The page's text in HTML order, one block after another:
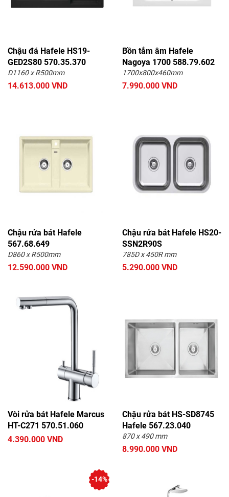
Chậu đá Hafele HS19-
GED2S80 570.35.370
D1160 x R500mm
14.613.000 VND
Bồn tắm âm Hafele
Nagoya 1700 588.79.602
1700x800x460mm
7.990.000 VND
Chậu rửa bát Hafele
567.68.649
D860 x R500mm
12.590.000 VND
Chậu rửa bát Hafele HS20-
SSN2R90S
785D x 450R mm
5.290.000 VND
Vòi rửa bát Hafele Marcus
HT-C271 570.51.060
4.390.000 VND
Chậu rửa bát HS-SD8745
Hafele 567.23.040
870 x 490 mm
8.990.000 VND
-14%